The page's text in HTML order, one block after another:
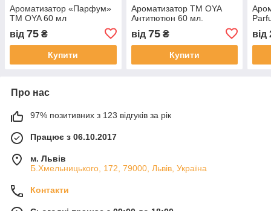
Ароматизатор «Парфум»
ТМ OYA 60 мл
від 75 ₴
Купити
Ароматизатор ТМ OYA
Антитютюн 60 мл.
від 75₴
Купити
від
Про нас
97% позитивних з 123 відгуків за рік
Працює з 06.10.2017
м. Львів
Б.Хмельницького, 172, 79000, Львів, Україна
Контакти